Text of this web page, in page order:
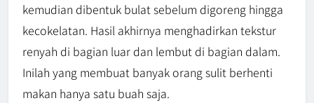
kemudian dibentuk bulat sebelum digoreng hingga
kecokelatan. Hasil akhirnya menghadirkan tekstur
renyah di bagian luar dan lembut di bagian dalam.
Inilah yang membuat banyak orang sulit berhenti
makan hanya satu buah saja.